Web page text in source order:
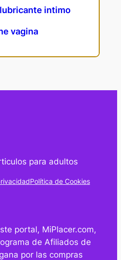
intimo
vagina
para adultos
Política de Cookies
portal, MiPlacer.com,
de Afiliados de
por las compras